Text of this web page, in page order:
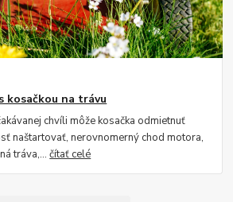
kosačkou na trávu
chvíli môže kosačka odmietnuť
naštartovať, nerovnomerný chod motora,
tráva,...čítať celé